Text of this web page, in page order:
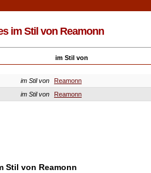
im Stil von Reamonn
im Stil von
im Stil von
Reamonn
im Stil von Reamonn
Stil von Reamonn